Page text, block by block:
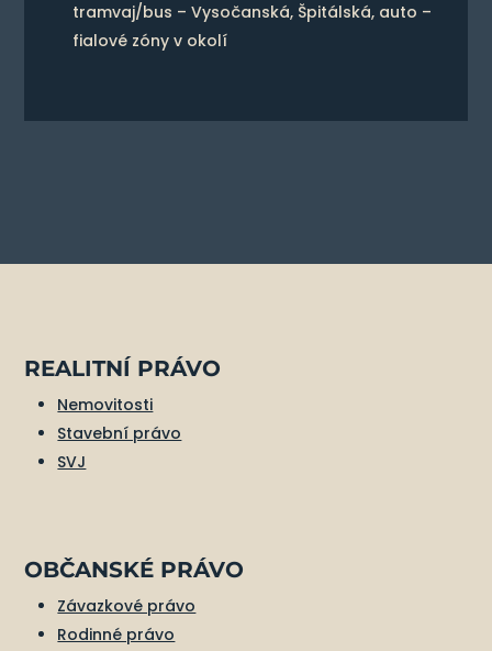
tramvaj/bus – Vysočanská, Špitálská, auto –
fialové zóny v okolí
REALITNÍ PRÁVO
Nemovitosti
Stavební právo
SVJ
OBČANSKÉ PRÁVO
Závazkové právo
Rodinné právo